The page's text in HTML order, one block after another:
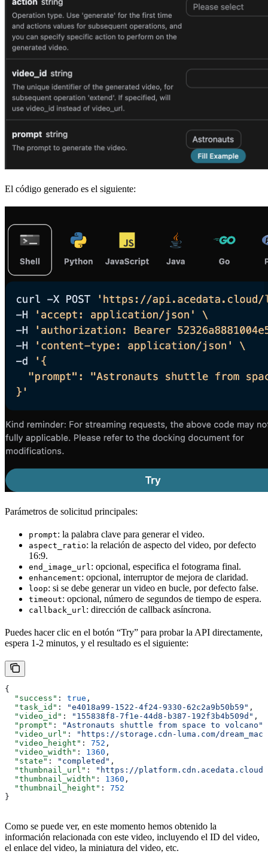
El código generado es el siguiente:
Parámetros de solicitud principales:
prompt: la palabra clave para generar el video.
aspect_ratio: la relación de aspecto del video, por defecto
16:9.
end_image_url: opcional, especifica el fotograma final.
enhancement: opcional, interruptor de mejora de claridad.
loop: si se debe generar un video en bucle, por defecto false.
timeout: opcional, número de segundos de tiempo de espera.
callback_url: dirección de callback asíncrona.
Puedes hacer clic en el botón “Try” para probar la API directamente,
espera 1-2 minutos, y el resultado es el siguiente:
{
  "success"
: true ,
  "task_id"
: "e4018a99-1522-4f24-9330-62c2a9b50b59" ,
  "video_id"
: "155838f8-7f1e-44d8-b387-192f3b4b509d" ,
  "prompt"
: "Astronauts shuttle from space to volcano"
  "video_url"
:
"https://storage.cdn-luma.com/
  "video_height"
: 752 ,
  "video_width"
: 1360 ,
  "state"
: "completed" ,
  "thumbnail_url"
:
"https://platform.cdn.acedata.cloud/
  "thumbnail_width"
: 1360 ,
  "thumbnail_height"
: 752
}
Como se puede ver, en este momento hemos obtenido la
información relacionada con este video, incluyendo el ID del video,
el enlace del video, la miniatura del video, etc.